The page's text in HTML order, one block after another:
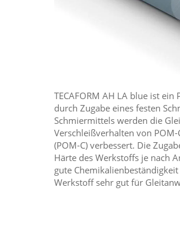
TECAFORM AH LA blue ist
durch Zugabe eines festen
Schmiermittels werden die
Verschleißverhalten von POM-
(POM-C) verbessert. Die
Härte des Werkstoffs je nach
gute
Werkstoff sehr gut für